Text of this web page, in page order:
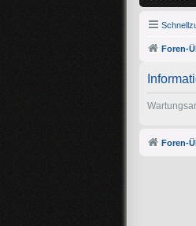
Foren-
Foren-